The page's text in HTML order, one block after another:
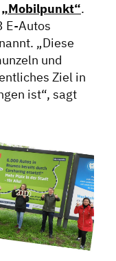
„Mobilpunkt“.
E-Autos
„Diese
und
Ziel in
ist“, sagt